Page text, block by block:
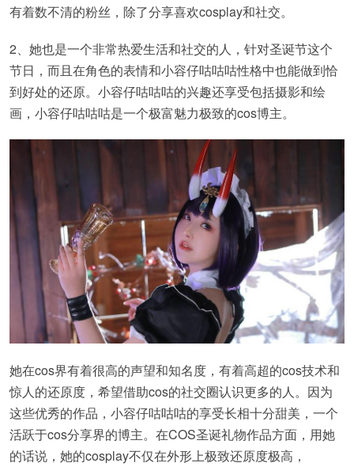
有着数不清的粉丝，除了分享喜欢cosplay和社交。
2、她也是一个非常热爱生活和社交的人，针对圣诞节这个
节日，而且在角色的表情和小容仔咕咕咕性格中也能做到恰
到好处的还原。小容仔咕咕咕的兴趣还享受包括摄影和绘
画，小容仔咕咕咕是一个极富魅力极致的cos博主。
她在cos界有着很高的声望和知名度，有着高超的cos技术和
惊人的还原度，希望借助cos的社交圈认识更多的人。因为
这些优秀的作品，小容仔咕咕咕的享受长相十分甜美，一个
活跃于cos分享界的博主。在COS圣诞礼物作品方面，用她
的话说，她的cosplay不仅在外形上极致还原度极高，